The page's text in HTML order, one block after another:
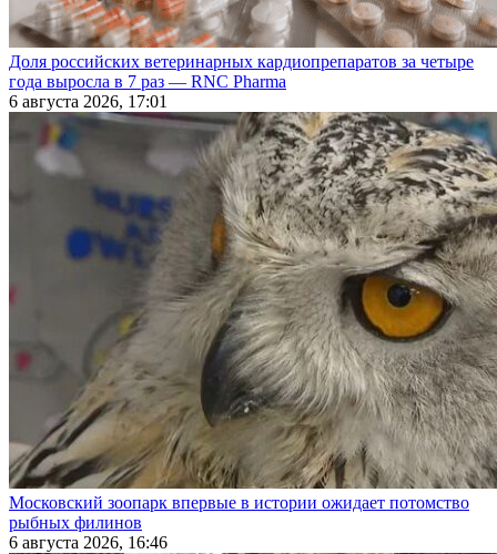
Доля российских ветеринарных кардиопрепаратов за четыре
года выросла в 7 раз — RNC Pharma
6 августа 2026, 17:01
Московский зоопарк впервые в истории ожидает потомство
рыбных филинов
6 августа 2026, 16:46